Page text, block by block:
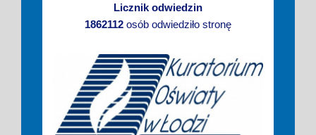
Licznik odwiedzin
1862112 osób odwiedziło stronę